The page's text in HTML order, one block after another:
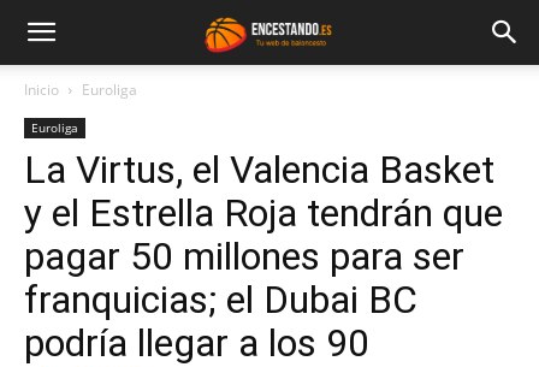
Inicio Euroliga
Euroliga
La Virtus, el Valencia Basket
y el Estrella Roja tendrán que
pagar 50 millones para ser
franquicias; el Dubai BC
podría llegar a los 90